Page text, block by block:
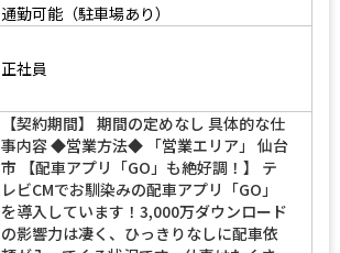
通勤可能（駐車場あり）
正社員
【契約期間】 期間の定めなし 具体的な仕
事内容 ◆営業方法◆ 「営業エリア」 仙台
市 【配車アプリ「GO」も絶好調！】 テ
レビCMでお馴染みの配車アプリ「GO」
を導入しています！3,000万ダウンロード
の影響力は凄く、ひっきりなしに配車依